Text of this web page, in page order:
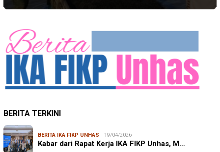
BERITA TERKINI
BERITA IKA FIKP UNHAS 19/04/2026
Kabar dari Rapat Kerja IKA FIKP Unhas, M…